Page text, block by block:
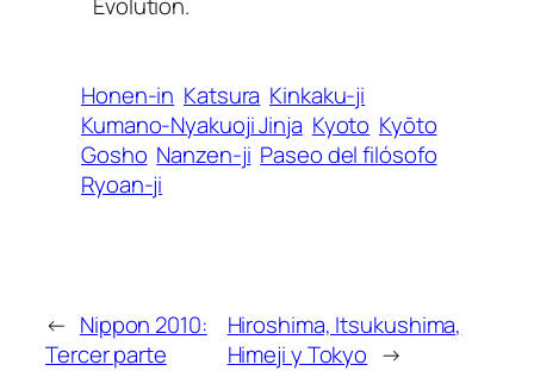
Honen-in Katsura Kinkaku-ji
Kumano-Nyakuoji Jinja Kyoto Kyōto
Gosho Nanzen-ji Paseo del filósofo
Ryoan-ji
← Nippon 2010:
Tercer parte
Hiroshima, Itsukushima,
Himeji y Tokyo →